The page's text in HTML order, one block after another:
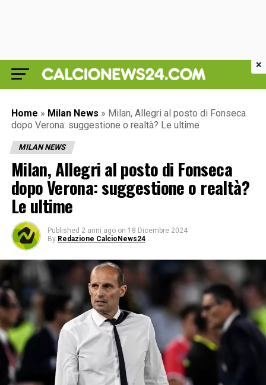
Home » Milan News » Milan, Allegri al posto di Fonseca
dopo Verona: suggestione o realtà? Le ultime
MILAN NEWS
Milan, Allegri al posto di Fonseca
dopo Verona: suggestione o realtà?
Le ultime
Published 2 anni ago on 18 Dicembre 2024
By Redazione CalcioNews24
×